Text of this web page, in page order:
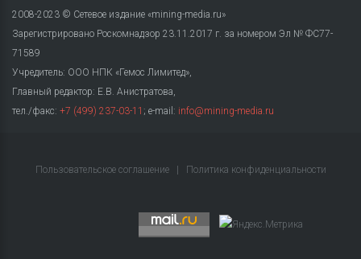
2008-2023 © Сетевое издание «mining-media.ru»
Зарегистрировано Роскомнадзор 23.11.2017 г. за номером Эл № ФС77-
71589
Учредитель: ООО НПК «Гемос Лимитед»,
Главный редактор: Е.В. Анистратова,
тел./факс: +7 (499) 237-03-11 ; e-mail: info@mining-media.ru
Пользовательское соглашение Политика конфиденциальности